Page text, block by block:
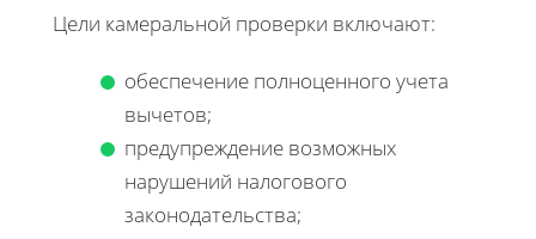
Цели камеральной проверки включают:
обеспечение полноценного учета
вычетов;
предупреждение возможных
нарушений налогового
законодательства;